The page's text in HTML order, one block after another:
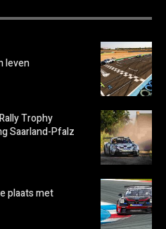
leven
Trophy
Saarland-Pfalz
plaats met